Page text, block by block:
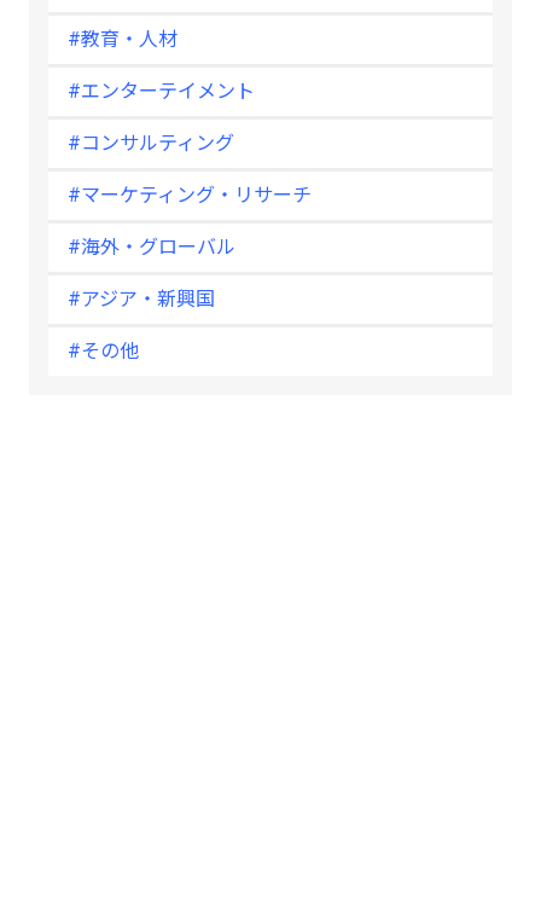
#教育・人材
#エンターテイメント
#コンサルティング
#マーケティング・リサーチ
#海外・グローバル
#アジア・新興国
#その他